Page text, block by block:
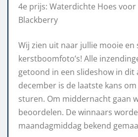
4e prijs: Waterdichte Hoes
Blackberry
Wij zien uit naar jullie mooie en
kerstboomfoto’s! Alle
getoond in een slideshow in dit
december is de laatste kans
sturen. Om middernacht gaan
beoordelen. De winnaars
maandagmiddag bekend